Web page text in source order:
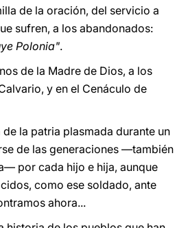
de la oración, del servicio a
sufren, a los abandonados:
Polonia".
de la Madre de Dios, a los
y en el Cenáculo de
la patria plasmada durante un
de las generaciones —también
por cada hijo e hija, aunque
como ese soldado, ante
ahora...